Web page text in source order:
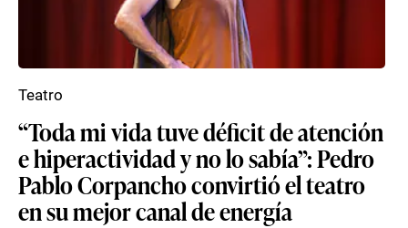
“Toda mi vida tuve déficit de atención
e hiperactividad y no lo sabía”: Pedro
Pablo Corpancho convirtió el teatro
en su mejor canal de energía
Teatro